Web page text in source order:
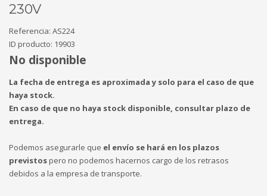
230V
Referencia: AS224
ID producto: 19903
No disponible
La fecha de entrega es aproximada y solo para el caso de que
haya stock.
En caso de que no haya stock disponible, consultar plazo de
entrega.
Podemos asegurarle que el envío se hará en los plazos
previstospero no podemos hacernos cargo de los retrasos
debidos a la empresa de transporte.